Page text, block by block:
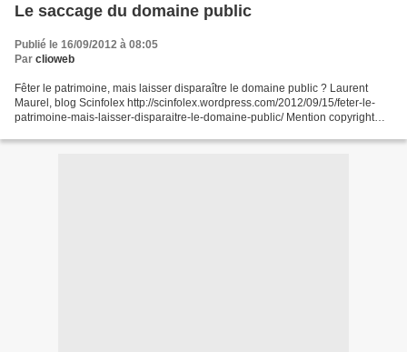
Le saccage du domaine public
Publié le 16/09/2012 à 08:05
Par clioweb
Fêter le patrimoine, mais laisser disparaître le domaine public ? Laurent
Maurel, blog Scinfolex http://scinfolex.wordpress.com/2012/09/15/feter-le-
patrimoine-mais-laisser-disparaitre-le-domaine-public/ Mention copyright